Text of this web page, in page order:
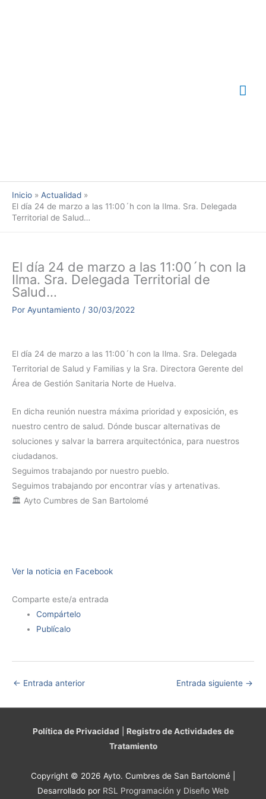
Inicio
Actualidad
El día 24 de marzo a las 11:00´h con la Ilma. Sra. Delegada
Territorial de Salud…
El día 24 de marzo a las 11:00´h con la
Ilma. Sra. Delegada Territorial de
Salud…
Por Ayuntamiento / 30/03/2022
El día 24 de marzo a las 11:00´h con la Ilma. Sra. Delegada
Territorial de Salud y Familias y la Sra. Directora Gerente del
Área de Gestión Sanitaria Norte de Huelva.
En dicha reunión nuestra máxima prioridad y exposición, es
nuestro centro de salud. Dónde buscar alternativas de
soluciones y salvar la barrera arquitectónica, para nuestros
ciudadanos.
Seguimos trabajando por nuestro pueblo.
Seguimos trabajando por encontrar vías y artenativas.
🏛️ Ayto Cumbres de San Bartolomé
Ver la noticia en Facebook
Comparte este/a entrada
Compártelo
Publícalo
← Entrada anterior Entrada siguiente →
Política de Privacidad
Registro de Actividades de
Tratamiento
Copyright © 2026 Ayto. Cumbres de San Bartolomé |
Desarrollado por RSL Programación y Diseño Web